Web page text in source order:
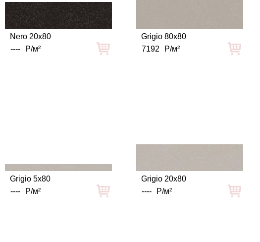
Nero 20x80
----
Р/м²
Grigio 80x80
7192
Р/м²
Grigio 5x80
----
Р/м²
Grigio 20x80
----
Р/м²